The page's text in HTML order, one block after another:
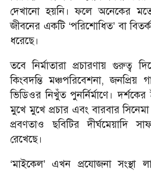
দেখানো হয়নি। ফলে অনেকের
জীবনের একটি ‘পরিশোধিত’ বা
ধরেছে।
তবে নির্মাতারা প্রচারণায় গুরুত্ব
কিংবদন্তি মঞ্চপরিবেশনা,
ভিডিওর নিখুঁত পুনর্নির্মাণে।
মুখে মুখে প্রচার এবং বারবার
প্রবণতাও ছবিটির দীর্ঘমেয়াদি
রেখেছে।
‘মাইকেল’ এখন প্রযোজনা সংস্থা